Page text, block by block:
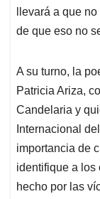
llevará a que
de que eso no
A su turno, la
Patricia Ariza,
Candelaria y
Internacional
importancia de
identifique a los
hecho por las